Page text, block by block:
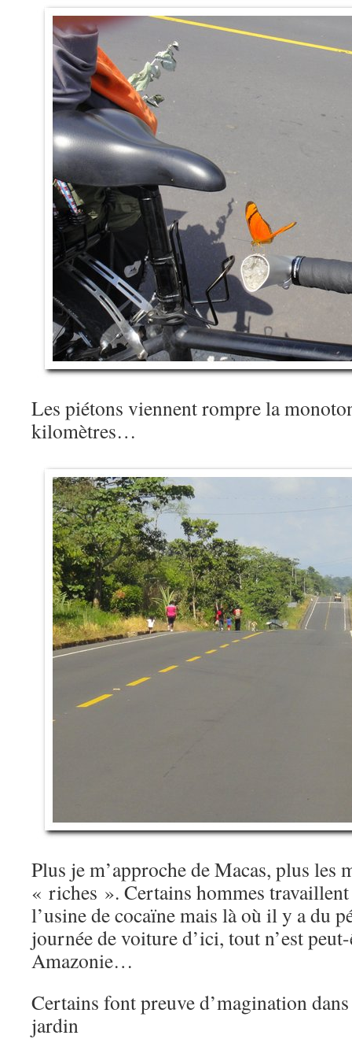
Les piétons viennent rompre la
kilomètres…
Plus je m’approche de Macas, plus les
« riches ». Certains hommes travaillent
l’usine de cocaïne mais là où il y a du
journée de voiture d’ici, tout n’est
Amazonie…
Certains font preuve d’magination
jardin